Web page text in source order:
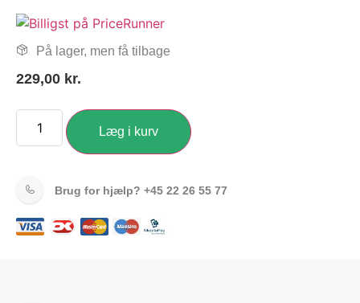
På lager, men få tilbage
229,00 kr.
Læg i kurv
Brug for hjælp? +45 22 26 55 77